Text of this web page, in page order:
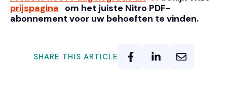
prijspagina om het juiste Nitro PDF-
abonnement voor uw behoeften te vinden.
SHARE THIS ARTICLE